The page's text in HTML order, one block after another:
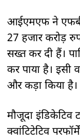
आईएमएफ ने
27 हजार करोड़
सख्त कर दी हैं।
कर पाया है। इसी
और कड़ा किया है।
मौजूदा
क्वांटिटेटिव